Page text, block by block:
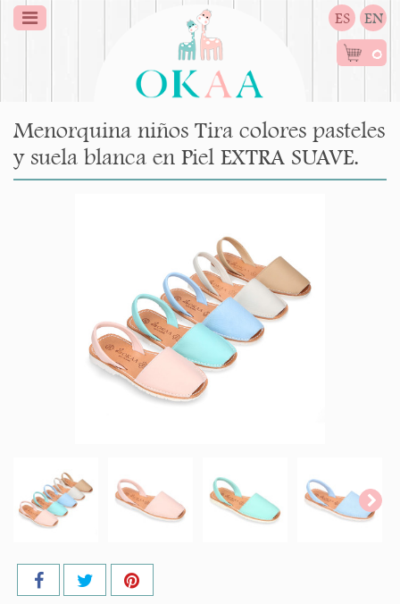
ES EN
0
Menorquina niños Tira colores pasteles
y suela blanca en Piel EXTRA SUAVE.